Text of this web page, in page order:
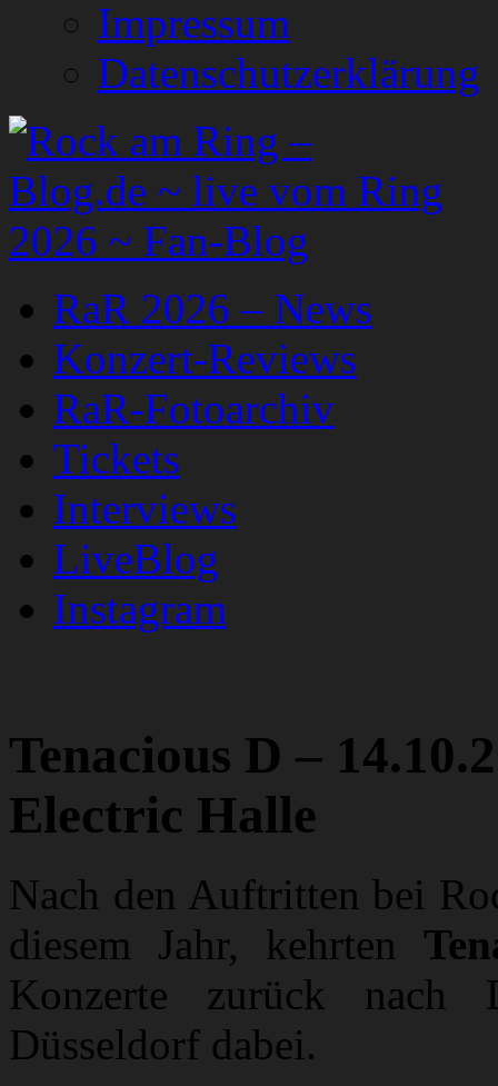
Impressum
Datenschutzerklärung
RaR 2026 – News
Konzert-Reviews
RaR-Fotoarchiv
Tickets
Interviews
LiveBlog
Instagram
Tenacious D –
Electric Halle
Nach den Auftritten bei
diesem Jahr, kehrten
Konzerte zurück
Düsseldorf dabei.